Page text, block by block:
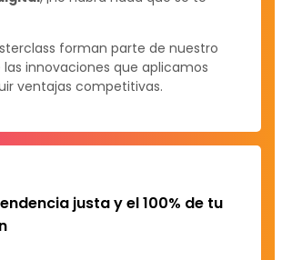
forman parte de nuestro
innovaciones que aplicamos
ventajas competitivas.
justa y el 100% de tu